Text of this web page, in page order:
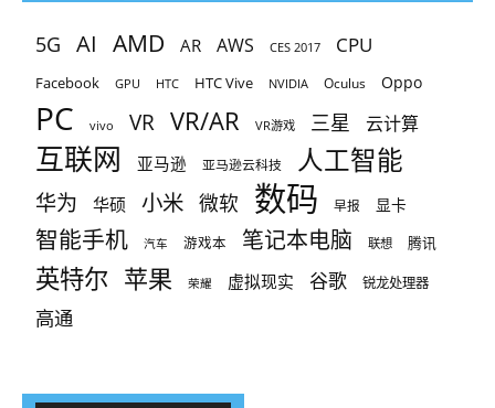
5G AI AMD AR AWS CES 2017 CPU
Facebook GPU HTC HTC Vive NVIDIA Oculus Oppo
PC vivo VR VR/AR VR游戏 三星 云计算
互联网 亚马逊 亚马逊云科技 人工智能
华为 华硕 小米 微软 数码 早报 显卡
智能手机 汽车 游戏本 笔记本电脑 联想 腾讯
英特尔 苹果 荣耀 虚拟现实 谷歌 锐龙处理器
高通